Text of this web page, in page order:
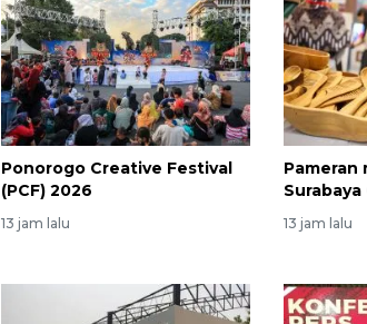
Ponorogo Creative Festival
(PCF) 2026
13 jam lalu 13 jam lalu
Distribusi
pertanian di
13 jam lalu